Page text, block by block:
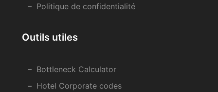
Politique de confidentialité
Outils utiles
Bottleneck Calculator
Hotel Corporate codes